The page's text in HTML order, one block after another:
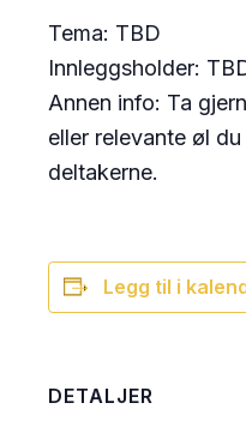
Tema: TBD
Innleggsholder:
Annen info: Ta
eller relevante øl
deltakerne.
Legg til i
DETALJER